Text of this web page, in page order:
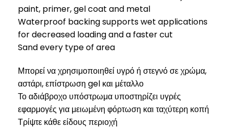
paint, primer, gel coat and metal
Waterproof backing supports wet applications
for decreased loading and a faster cut
Sand every type of area
Μπορεί να χρησιμοποιηθεί υγρό ή στεγνό σε χρώμα,
αστάρι, επίστρωση gel και μέταλλο
Το αδιάβροχο υπόστρωμα υποστηρίζει υγρές
εφαρμογές για μειωμένη φόρτωση και ταχύτερη κοπή
Τρίψτε κάθε είδους περιοχή